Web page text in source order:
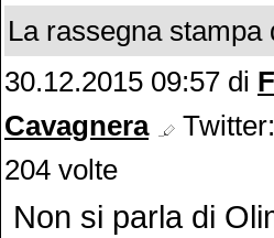
La rassegna
30.12.2015 09:57 di
Cavagnera
Twitter:
204 volte
Non si parla di